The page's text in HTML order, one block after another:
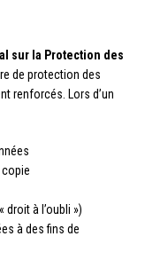
sur la Protection des
de protection des
renforcés. Lors d’un
copie
à l’oubli »)
à des fins de